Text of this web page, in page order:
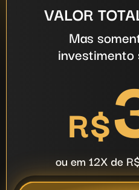
VALOR
Mas
investimento
R$
ou em 12X de